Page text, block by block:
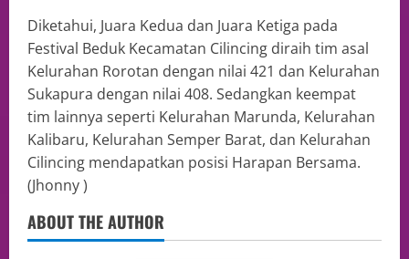
Diketahui, Juara Kedua dan Juara Ketiga pada
Festival Beduk Kecamatan Cilincing diraih tim asal
Kelurahan Rorotan dengan nilai 421 dan Kelurahan
Sukapura dengan nilai 408. Sedangkan keempat
tim lainnya seperti Kelurahan Marunda, Kelurahan
Kalibaru, Kelurahan Semper Barat, dan Kelurahan
Cilincing mendapatkan posisi Harapan Bersama.
(Jhonny )
ABOUT THE AUTHOR